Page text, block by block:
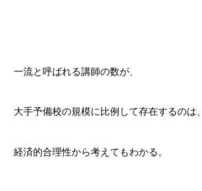
一流と呼ばれる講師の数が、
大手予備校の規模に比例して存在するのは、
経済的合理性から考えてもわかる。